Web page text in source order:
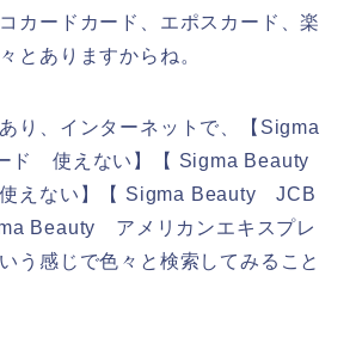
カードカード、エポスカード、楽
とありますからね。
り、インターネットで、【Sigma
ド 使えない】【 Sigma Beauty
えない】【 Sigma Beauty JCB
Beauty アメリカンエキスプレ
う感じで色々と検索してみること